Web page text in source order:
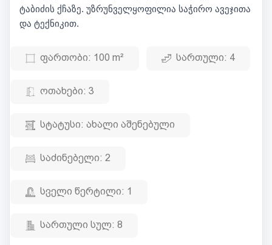
ტაბიძის ქჩაზე. უზრუნველყოფილია საჭირო ავეჯითა
და ტექნიკით.
ფართობი: 100 m² სართული: 4
ოთახები: 3
სტატუსი: ახალი აშენებული
საძინებელი: 2
სველი წერტილი: 1
სართული სულ: 8